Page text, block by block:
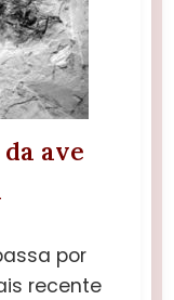
ave
por
recente